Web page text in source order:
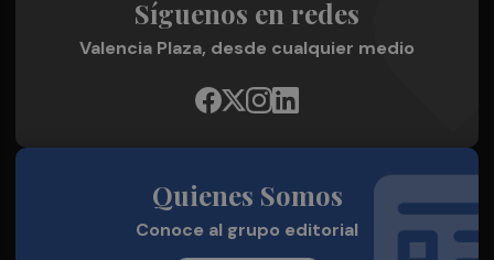
Síguenos en redes
Valencia Plaza, desde cualquier medio
Quienes Somos
Conoce al grupo editorial